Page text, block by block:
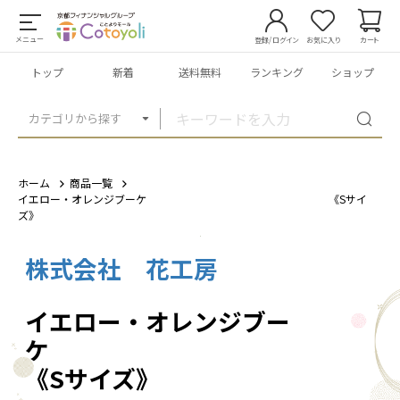
メニュー
カテゴリから探す
登録/ログイン お気に入り カート
トップ 新着 送料無料 ランキング ショップ
ホーム
商品一覧
イエロー・オレンジブーケ 《Sサイ
ズ》
株式会社 花工房
イエロー・オレンジブー
《Sサイズ》